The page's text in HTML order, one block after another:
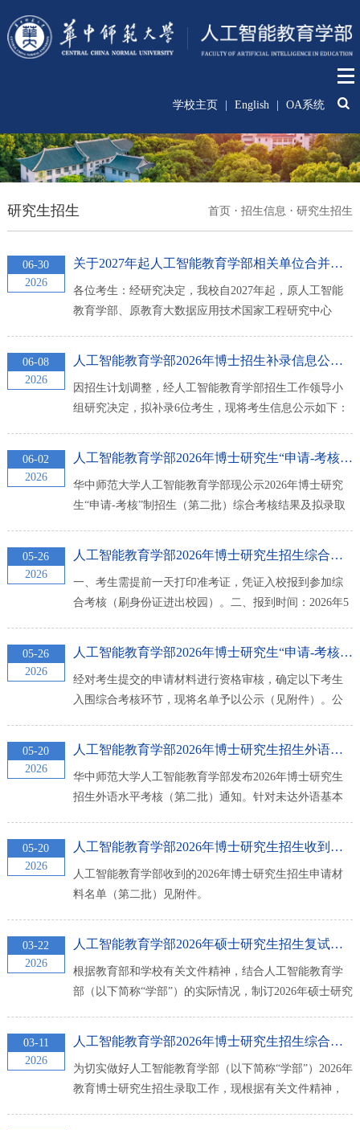
学校主页 English OA系统
研究生招生 首页 ·招生信息 ·研究生招生
06-30
2026
关于2027年起人工智能教育学部相关单位合并开展研究生招生工...
各位考生：经研究决定，我校自2027年起，原人工智能
教育学部、原教育大数据应用技术国家工程研究中心
生单位：人工智能教育学部。为便于考生报考，现将
2027年人工智能教育学部相关招生专业信息公布如下：
一、2027年博士研究生招生专业专业代码专业名称研究
方向0...
06-08
2026
人工智能教育学部2026年博士招生补录信息公示（三）
因招生计划调整，经人工智能教育学部招生工作领导小
组研究决定，拟补录6位考生，现将考生信息公示如下：
教育技术学不区分研究方向肖克江全日制79.62 拟录取
105116111392359陈珍教育领导与管理不区分研究方向张
屹全日制82.48 拟录取105116111392382黄燕教育领...
06-02
2026
人工智能教育学部2026年博士研究生“申请-考核”制招生综合考...
华中师范大学人工智能教育学部现公示2026年博士研究
生“申请-考核”制招生（第二批）综合考核结果及拟录取
027-67862827，邮箱cuty@ccnu.edu.cn。
05-26
2026
人工智能教育学部2026年博士研究生招生综合考核工作安排（第...
一、考生需提前一天打印准考证，凭证入校报到参加综
合考核（刷身份证进出校园）。二、报到时间：2026年5
到时，须提交下列材料原件进行资格复核：1.身份证原
件；2.硕士学位证原件（应届生不提供）；3.外语等级证
书原件；4.思想政治表现审查表（签字盖章）。学...
05-26
2026
人工智能教育学部2026年博士研究生“申请-考核”制招生入围综...
经对考生提交的申请材料进行资格审核，确定以下考生
入围综合考核环节，现将名单予以公示（见附件）。公
邓老师申诉联系电话：027-67862827申诉信箱：
cuty@ccnu.edu.cn人工智能教育学部2026年5月26日
05-20
2026
人工智能教育学部2026年博士研究生招生外语水平考核的通知（...
华中师范大学人工智能教育学部发布2026年博士研究生
招生外语水平考核（第二批）通知。针对未达外语基本
当日上午10:00-11:00携带身份证及证书原件报到，下午
14:00-15:30参加笔试。考核不合格者视为不满足报考条
件，不得进入后续环节，缺席者视为放弃报考资格。
05-20
2026
人工智能教育学部2026年博士研究生招生收到申请材料考生名单...
人工智能教育学部收到的2026年博士研究生招生申请材
料名单（第二批）见附件。
03-22
2026
人工智能教育学部2026年硕士研究生招生复试录取工作细则
根据教育部和学校有关文件精神，结合人工智能教育学
部（以下简称“学部”）的实际情况，制订2026年硕士研究
组、命题小组、复试资格审查小组、考务小组、成绩复
核小组、后勤保障小组、巡视督查小组，确保研究生招
生复试工作顺利进行。二、招生计划及复试名单（...
03-11
2026
人工智能教育学部2026年博士研究生招生综合考核工作方案（教...
为切实做好人工智能教育学部（以下简称“学部”）2026年
教育博士研究生招生录取工作，现根据有关文件精神，